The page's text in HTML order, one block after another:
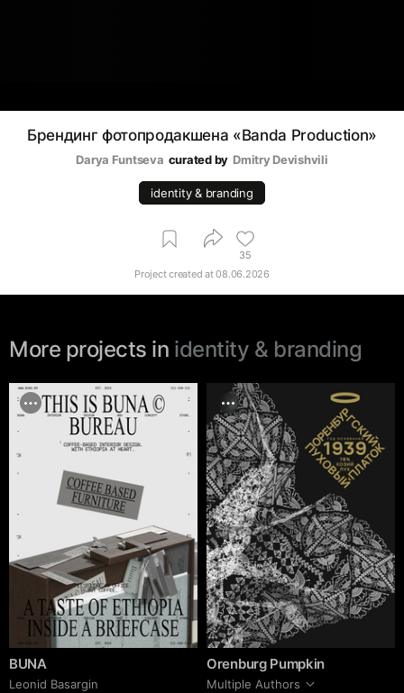
Брендинг фотопродакшена «Banda Production»
Darya Funtseva curated by Dmitry Devishvili
identity & branding
35
Project created at08.06.2026
More projects in identity & branding
BUNA
Leonid Basargin
Orenburg Pumpkin
Multiple Authors